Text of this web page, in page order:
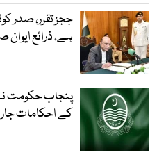
ججز تقرر، صدر
ہے، ذرائع ایوان
کے احکامات